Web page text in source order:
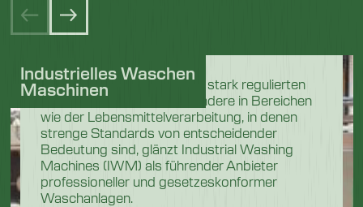
In den anspruchsvollen und stark regulierten
Industriesektoren, insbesondere in Bereichen
wie der Lebensmittelverarbeitung, in denen
strenge Standards von entscheidender
Bedeutung sind, glänzt Industrial Washing
Machines (IWM) als führender Anbieter
professioneller und gesetzeskonformer
Waschanlagen.
Industrielles Waschen
Maschinen